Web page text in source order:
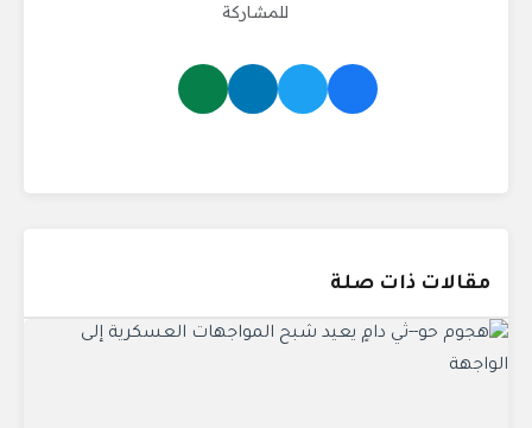
للمشاركة
مقالات ذات صلة